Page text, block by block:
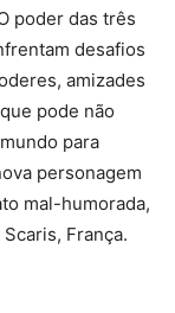
poder das três
desafios
amizades
pode não
para
personagem
mal-humorada,
França.